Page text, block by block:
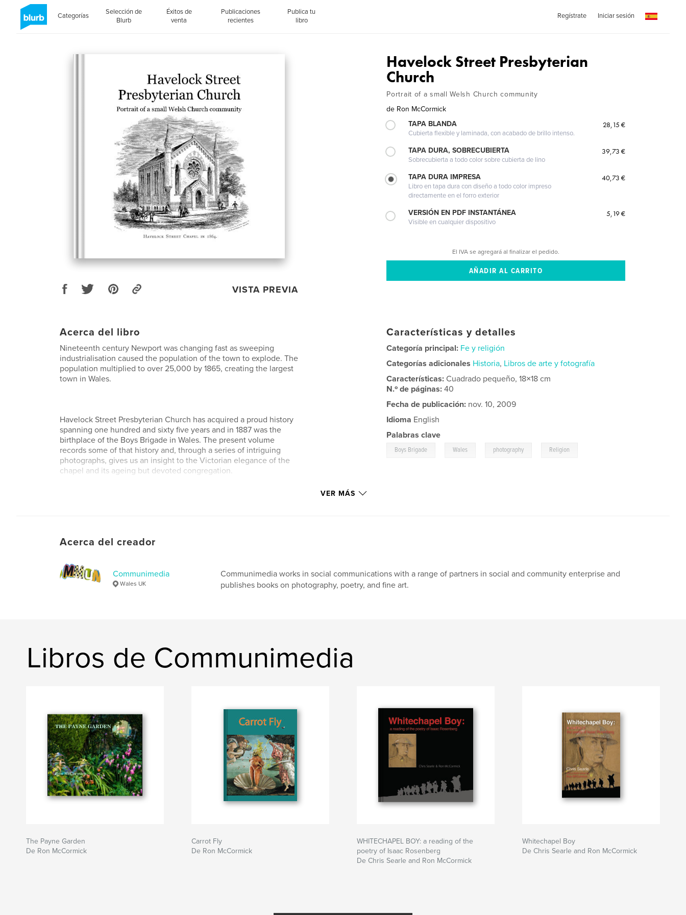
Categorías
Selección de
Blurb
Éxitos de
venta
Publicaciones
recientes
Publica tu
libro
Regístrate Iniciar sesión
VISTA PREVIA
Havelock Street Presbyterian
Church
Portrait of a small Welsh Church community
de Ron McCormick
TAPA BLANDA
Cubierta flexible y laminada, con acabado de brillo intenso.
28,15 €
TAPA DURA, SOBRECUBIERTA
Sobrecubierta a todo color sobre cubierta de lino
39,73 €
TAPA DURA IMPRESA
Libro en tapa dura con diseño a todo color impreso
directamente en el forro exterior
40,73 €
VERSIÓN EN PDF INSTANTÁNEA
Visible en cualquier dispositivo
5,19 €
El IVA se agregará al finalizar el pedido.
Acerca del libro
Nineteenth century Newport was changing fast as sweeping
industrialisation caused the population of the town to explode. The
population multiplied to over 25,000 by 1865, creating the largest
town in Wales.
Havelock Street Presbyterian Church has acquired a proud history
spanning one hundred and sixty five years and in 1887 was the
birthplace of the Boys Brigade in Wales. The present volume
records some of that history and, through a series of intriguing
photographs, gives us an insight to the Victorian elegance of the
chapel and its ageing but devoted congregation.
Características y detalles
Categoría principal: Fe y religión
Categorías adicionales Historia, Libros de arte y fotografía
Características:Cuadrado pequeño, 18×18 cm
N.º de páginas:40
Fecha de publicación: nov. 10, 2009
Idioma English
Palabras clave
Boys Brigade Wales photography Religion
VER MÁS
Acerca del creador
Communimedia
Wales UK
Communimedia works in social communications with a range of partners in social and community enterprise and
publishes books on photography, poetry, and fine art.
Libros de Communimedia
The Payne Garden
De Ron McCormick
Carrot Fly
De Ron McCormick
WHITECHAPEL BOY: a reading of the
poetry of Isaac Rosenberg
De Chris Searle and Ron McCormick
Whitechapel Boy
De Chris Searle and Ron McCormick